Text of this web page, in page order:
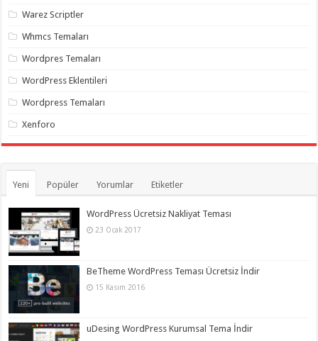
takipçiWarez Scriptler
Whmcs Temaları
Wordpres Temaları
WordPress Eklentileri
Wordpress Temaları
Xenforo
Yeni Popüler Yorumlar Etiketler
WordPress Ücretsiz Nakliyat Teması
23 Ocak 2017
BeTheme WordPress Teması Ücretsiz İndir
15 Kasım 2016
uDesing WordPress Kurumsal Tema İndir